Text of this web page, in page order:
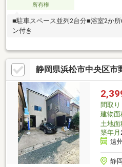
所有権
■駐車スペース並列2台分■浴室2か
ン付き
静岡県浜松市中央区市
間取り
建物面
土地面
築年月
遠
静